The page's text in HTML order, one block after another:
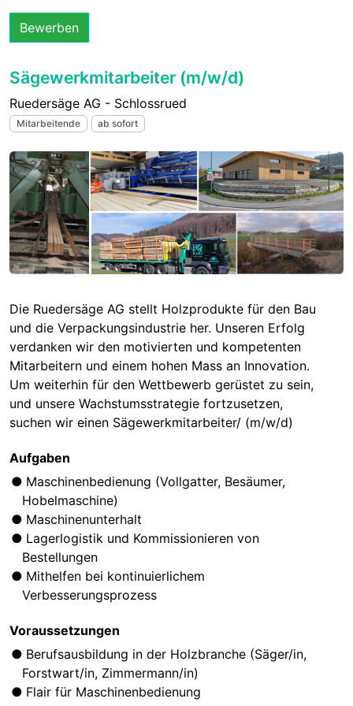
Bewerben
Sägewerkmitarbeiter (m/w/d)
Ruedersäge AG - Schlossrued
Mitarbeitende ab sofort
Die Ruedersäge AG stellt Holzprodukte für den Bau
und die Verpackungsindustrie her. Unseren Erfolg
verdanken wir den motivierten und kompetenten
Mitarbeitern und einem hohen Mass an Innovation.
Um weiterhin für den Wettbewerb gerüstet zu sein,
und unsere Wachstumsstrategie fortzusetzen,
suchen wir einen Sägewerkmitarbeiter/ (m/w/d)
Aufgaben
Maschinenbedienung (Vollgatter, Besäumer,
Hobelmaschine)
Maschinenunterhalt
Lagerlogistik und Kommissionieren von
Bestellungen
Mithelfen bei kontinuierlichem
Verbesserungsprozess
Voraussetzungen
Berufsausbildung in der Holzbranche (Säger/in,
Forstwart/in, Zimmermann/in)
Flair für Maschinenbedienung